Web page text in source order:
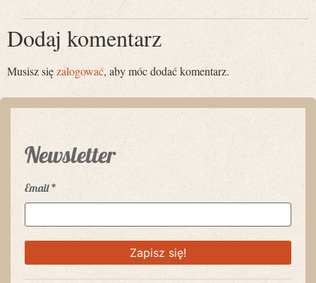
Dodaj komentarz
Musisz sięzalogować, aby móc dodać komentarz.
Newsletter
Email*